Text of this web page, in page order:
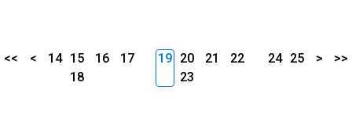
<< < 14 15 16
17
18
19 20 21
22
23
24 25 > >>